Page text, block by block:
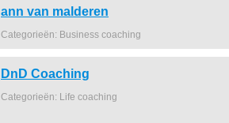
ann van malderen
Categorieën: Business coaching
DnD Coaching
Categorieën: Life coaching